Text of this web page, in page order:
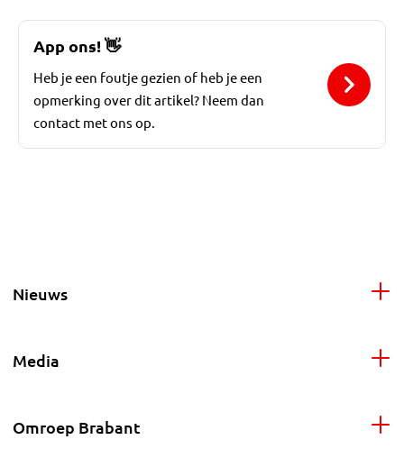
App ons!👋
Heb je een foutje gezien of heb je een
opmerking over dit artikel? Neem dan
contact met ons op.
Nieuws
Media
Omroep Brabant